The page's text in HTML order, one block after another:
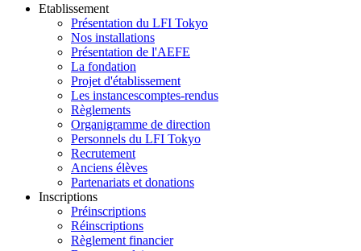
Etablissement
Présentation du LFI Tokyo
Nos installations
Présentation de l'AEFE
La fondation
Projet d'établissement
Les instancescomptes-rendus
Règlements
Organigramme de direction
Personnels du LFI Tokyo
Recrutement
Anciens élèves
Partenariats et donations
Inscriptions
Préinscriptions
Réinscriptions
Règlement financier